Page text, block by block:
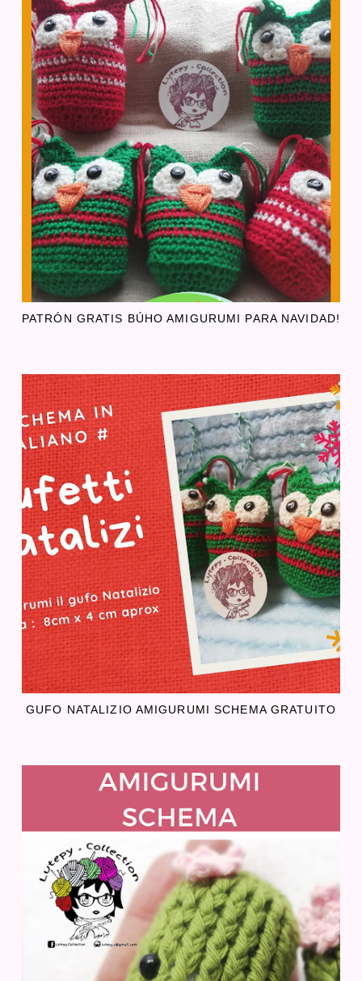
PATRÓN GRATIS BÚHO AMIGURUMI PARA NAVIDAD!
GUFO NATALIZIO AMIGURUMI SCHEMA GRATUITO